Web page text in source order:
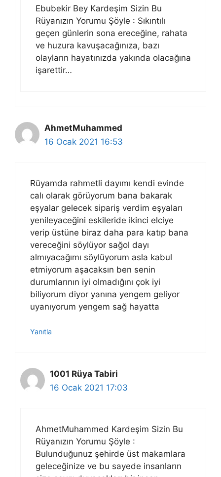
Ebubekir Bey Kardeşim Sizin Bu
Rüyanızın Yorumu Şöyle : Sıkıntılı
geçen günlerin sona ereceğine, rahata
ve huzura kavuşacağınıza, bazı
olayların hayatınızda yakında olacağına
işarettir…
AhmetMuhammed
16 Ocak 2021 16:53
Rüyamda rahmetli dayımı kendi evinde
calı olarak görüyorum bana bakarak
eşyalar gelecek sipariş verdim eşyaları
yenileyaceğini eskileride ikinci elciye
verip üstüne biraz daha para katıp bana
vereceğini söylüyor sağol dayı
almıyacağımı söylüyorum asla kabul
etmiyorum aşacaksın ben senin
durumlarının iyi olmadığını çok iyi
biliyorum diyor yanına yengem geliyor
uyanıyorum yengem sağ hayatta
Yanıtla
1001 Rüya Tabiri
16 Ocak 2021 17:03
AhmetMuhammed Kardeşim Sizin Bu
Rüyanızın Yorumu Şöyle :
Bulunduğunuz şehirde üst makamlara
geleceğinize ve bu sayede insanların